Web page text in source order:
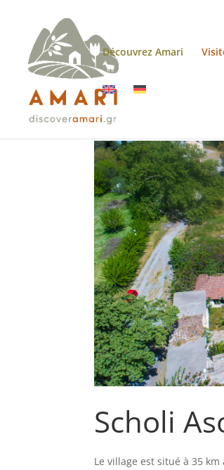
Découvrez Amari
Scholi
Le village est situé à 35